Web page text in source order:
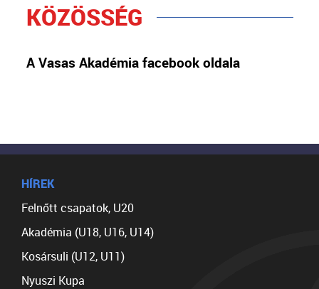
KÖZÖSSÉG
A Vasas Akadémia facebook oldala
HÍREK
Felnőtt csapatok, U20
Akadémia (U18, U16, U14)
Kosársuli (U12, U11)
Nyuszi Kupa